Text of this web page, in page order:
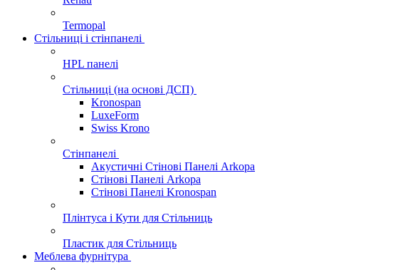
Termopal
Стільниці і стінпанелі
HPL панелі
Стільниці (на основі ДСП)
Kronospan
LuxeForm
Swiss Krono
Стінпанелі
Акустичні Стінові Панелі Аrkopa
Стінові Панелі Arkopa
Стінові Панелі Kronospan
Плінтуса і Кути для Стільниць
Пластик для Стільниць
Меблева фурнітура